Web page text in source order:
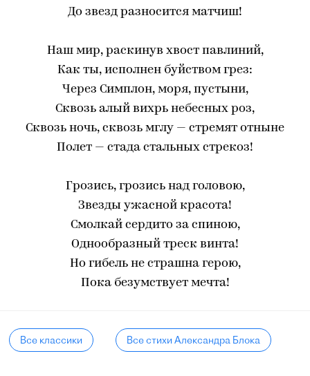
До звезд разносится матчиш!
Наш мир, раскинув хвост павлиний,
Как ты, исполнен буйством грез:
Через Симплон, моря, пустыни,
Сквозь алый вихрь небесных роз,
Сквозь ночь, сквозь мглу — стремят отныне
Полет — стада стальных стрекоз!
Грозись, грозись над головою,
Звезды ужасной красота!
Смолкай сердито за спиною,
Однообразный треск винта!
Но гибель не страшна герою,
Пока безумствует мечта!
Все классики Все стихи Александра Блока